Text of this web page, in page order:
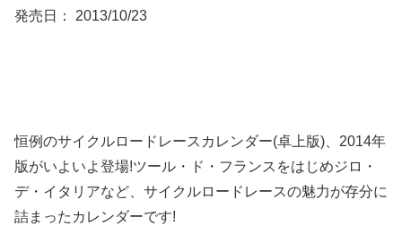
発売日： 2013/10/23
恒例のサイクルロードレースカレンダー(卓上版)、2014年
版がいよいよ登場!ツール・ド・フランスをはじめジロ・
デ・イタリアなど、サイクルロードレースの魅力が存分に
詰まったカレンダーです!